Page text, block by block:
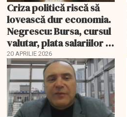
Criza politică riscă să
lovească dur economia.
Negrescu: Bursa, cursul
valutar, plata salariilor şi
a pensiilor, sub presiune
20 APRILIE 2026